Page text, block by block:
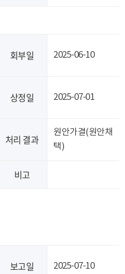
회부일 2025-06-10
상정일 2025-07-01
처리 결과
원안가결(원안채
택)
비고
보고일 2025-07-10